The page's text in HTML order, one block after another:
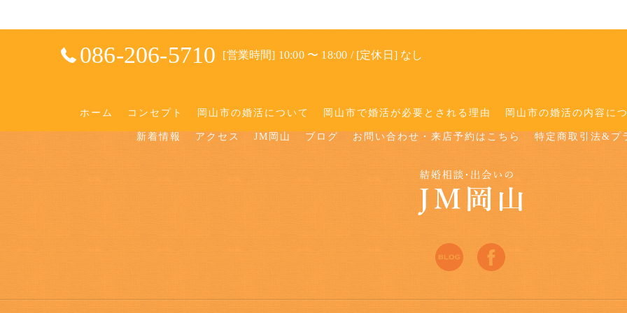
086-206-5710 [営業時間] 10:00 〜 18:00 / [定休日] なし
ホーム コンセプト 岡山市の婚活について 岡山市で婚活が必要とされる理由 岡山市の婚活の内容に
新着情報 アクセス JM岡山 ブログ お問い合わせ・来店予約はこちら 特定商取引法&プ